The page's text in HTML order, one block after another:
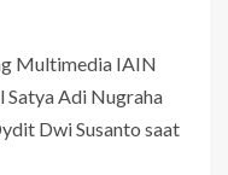
Multimedia IAIN
Satya Adi Nugraha
Dwi Susanto saat